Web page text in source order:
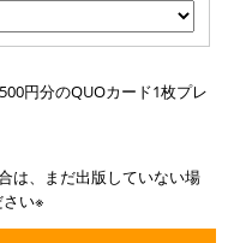
円分のQUOカード1枚プレ
は、まだ出版していない場
い※